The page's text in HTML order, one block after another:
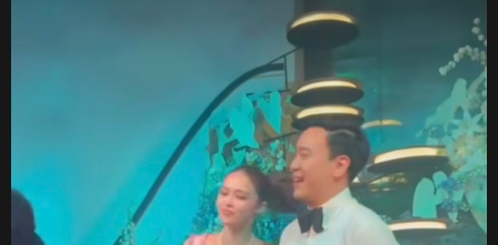
เตอร์
ปาร์ตี้
"แพ
ทริ
เซีย-
โน้ต"
จับ
มือ